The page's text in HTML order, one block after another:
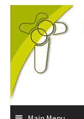
Skip
content